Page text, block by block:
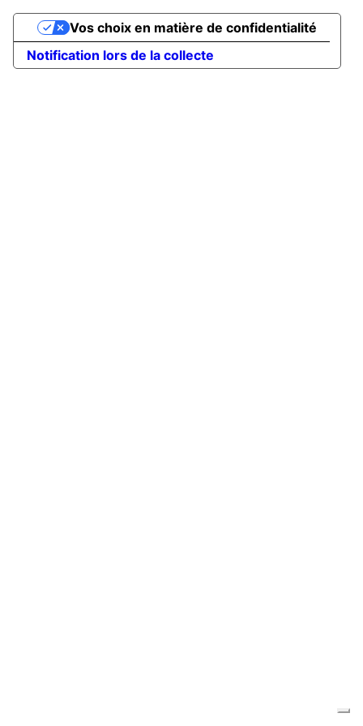
Notification lors de la collecte
Vos choix en matière de confidentialité